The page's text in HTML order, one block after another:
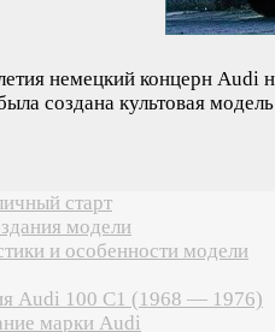
немецкий концерн Audi
создана культовая
старт
модели
и особенности модели
Audi 100 C1 (1968 — 1976)
марки Audi